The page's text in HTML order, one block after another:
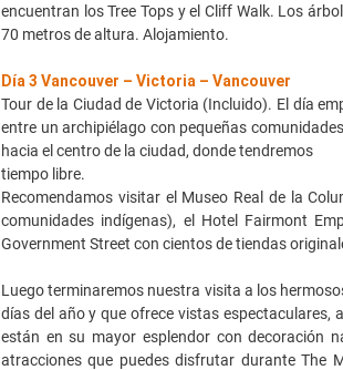
encuentran los Tree Tops y el Cliff Walk. Los
70 metros de altura. Alojamiento.
Día 3 Vancouver – Victoria – Vancouver
Tour de la Ciudad de Victoria (Incluido). El día
entre un archipiélago con pequeñas
hacia el centro de la ciudad, donde tendremos
tiempo libre.
Recomendamos visitar el Museo Real de la
comunidades indígenas), el Hotel Fairmont
Government Street con cientos de tiendas
Luego terminaremos nuestra visita a los
días del año y que ofrece vistas espectaculares,
están en su mayor esplendor con decoración
atracciones que puedes disfrutar durante The